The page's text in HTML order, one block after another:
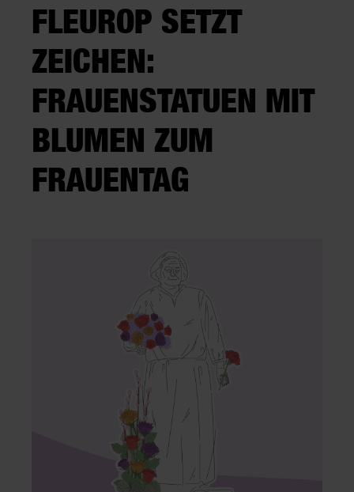
FLEUROP SETZT
ZEICHEN:
FRAUENSTATUEN MIT
BLUMEN ZUM
FRAUENTAG